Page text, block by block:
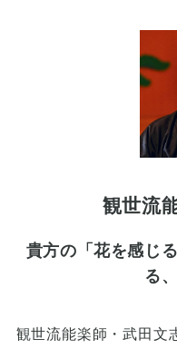
観世流
貴方の「花を感じ
る
観世流能楽師・武田文